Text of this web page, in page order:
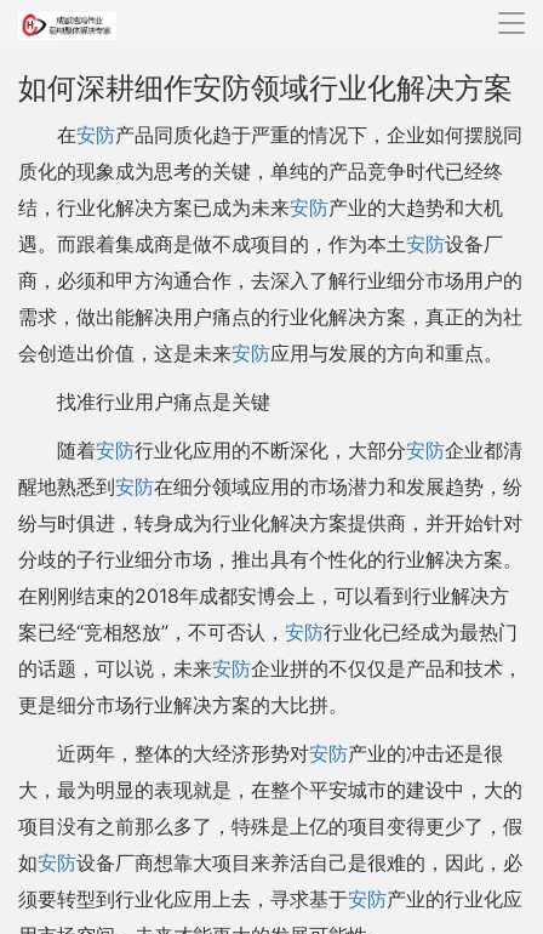
导
如何深耕细作安防领域行业化解决方案
在安防产品同质化趋于严重的情况下，企业如何摆脱同
质化的现象成为思考的关键，单纯的产品竞争时代已经终
结，行业化解决方案已成为未来安防产业的大趋势和大机
遇。而跟着集成商是做不成项目的，作为本土安防设备厂
商，必须和甲方沟通合作，去深入了解行业细分市场用户的
需求，做出能解决用户痛点的行业化解决方案，真正的为社
会创造出价值，这是未来安防应用与发展的方向和重点。
找准行业用户痛点是关键
随着安防行业化应用的不断深化，大部分安防企业都清
醒地熟悉到安防在细分领域应用的市场潜力和发展趋势，纷
纷与时俱进，转身成为行业化解决方案提供商，并开始针对
分歧的子行业细分市场，推出具有个性化的行业解决方案。
在刚刚结束的2018年成都安博会上，可以看到行业解决方
案已经“竞相怒放”，不可否认， 安防行业化已经成为最热门
的话题，可以说，未来安防企业拼的不仅仅是产品和技术，
更是细分市场行业解决方案的大比拼。
近两年，整体的大经济形势对安防产业的冲击还是很
大，最为明显的表现就是，在整个平安城市的建设中，大的
项目没有之前那么多了，特殊是上亿的项目变得更少了，假
如安防设备厂商想靠大项目来养活自己是很难的，因此，必
须要转型到行业化应用上去，寻求基于安防产业的行业化应